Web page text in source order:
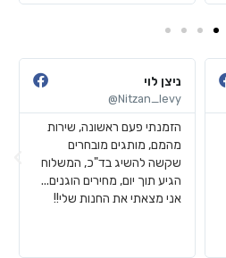
ניצן לוי
Nitzan_levy@
הזמנתי פעם ראשונה, שירות
מהמם, מותגים מובחרים
שקשה להשיג בד"כ, המשלוח
הגיע תוך יום, מחירים הוגנים...
אני מצאתי את החנות שלי!!